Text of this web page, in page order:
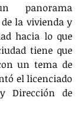
panorama
la vivienda y
hacia lo que
tiene que
un tema de
el licenciado
Dirección de